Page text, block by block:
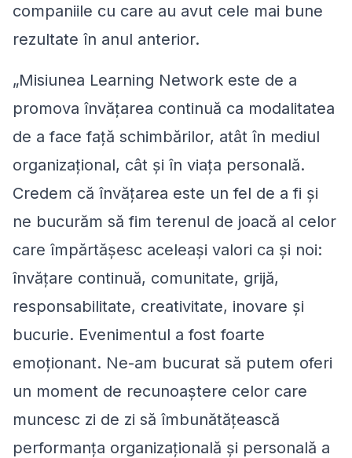
companiile cu care au avut cele mai bune
rezultate în anul anterior.
„Misiunea Learning Network este de a
promova învățarea continuă ca modalitatea
de a face față schimbărilor, atât în mediul
organizațional, cât și în viața personală.
Credem că învățarea este un fel de a fi și
ne bucurăm să fim terenul de joacă al celor
care împărtășesc aceleași valori ca și noi:
învățare continuă, comunitate, grijă,
responsabilitate, creativitate, inovare și
bucurie. Evenimentul a fost foarte
emoționant. Ne-am bucurat să putem oferi
un moment de recunoaștere celor care
muncesc zi de zi să îmbunătățească
performanța organizațională și personală a